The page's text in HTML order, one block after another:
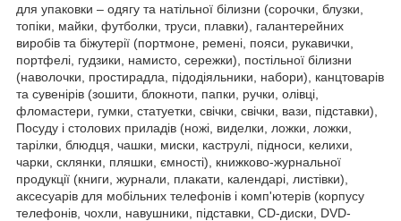
для упаковки – одягу та натільної білизни (сорочки, блузки,
топіки, майки, футболки, труси, плавки), галантерейних
виробів та біжутерії (портмоне, ремені, пояси, рукавички,
портфелі, гудзики, намисто, сережки), постільної білизни
(наволочки, простирадла, підодіяльники, набори), канцтоварів
та сувенірів (зошити, блокноти, папки, ручки, олівці,
фломастери, гумки, статуетки, свічки, свічки, вази, підставки),
Посуду і столових приладів (ножі, виделки, ложки, ложки,
тарілки, блюдця, чашки, миски, каструлі, підноси, келихи,
чарки, склянки, пляшки, ємності), книжково-журнальної
продукції (книги, журнали, плакати, календарі, листівки),
аксесуарів для мобільних телефонів і комп'ютерів (корпусу
телефонів, чохли, навушники, підставки, CD-диски, DVD-